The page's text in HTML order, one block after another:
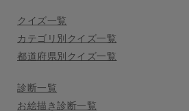
クイズ一覧
カテゴリ別クイズ一覧
都道府県別クイズ一覧
診断一覧
お絵描き診断一覧